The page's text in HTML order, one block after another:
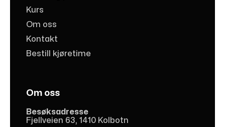
Kurs
Om oss
Kontakt
Bestill kjøretime
Om oss
Besøksadresse
Fjellveien 63, 1410 Kolbotn